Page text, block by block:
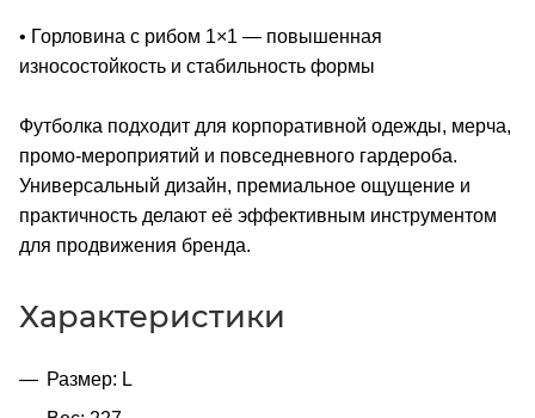
• Горловина с рибом 1×1 — повышенная
износостойкость и стабильность формы
Футболка подходит для корпоративной одежды, мерча,
промо-мероприятий и повседневного гардероба.
Универсальный дизайн, премиальное ощущение и
практичность делают её эффективным инструментом
для продвижения бренда.
Характеристики
Размер: L